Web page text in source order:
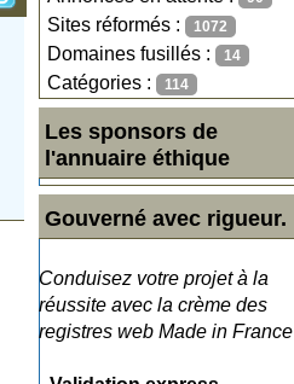
Sites réformés : 1072
Domaines fusillés : 14
Catégories : 114
Les sponsors de
l'annuaire éthique
Gouverné avec rigueur.
Conduisez votre projet à la
réussite avec la crème des
registres web Made in France